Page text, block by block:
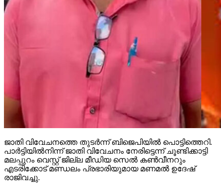
ജാതി വിവേചനത്തെ തുടര്‍ന്ന് ബിജെപിയില്‍ പൊട്ടിത്തെറി.
പാര്‍ട്ടിയില്‍നിന്ന് ജാതി വിവേചനം നേരിട്ടെന്ന് ചൂണ്ടിക്കാട്ടി
മലപ്പുറം വെസ്റ്റ് ജില്ല മീഡിയ സെല്‍ കണ്‍വീനറും
എടരിക്കോട് മണ്ഡലം പ്രഭാരിയുമായ മണമല്‍ ഉദേഷ്
രാജിവച്ചു.